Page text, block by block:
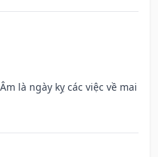
là ngày kỵ các việc về mai